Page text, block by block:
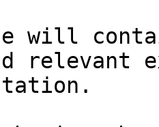
will
relevant